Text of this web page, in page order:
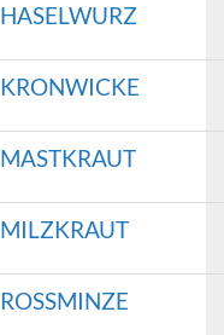
HASELWURZ
KRONWICKE
MASTKRAUT
MILZKRAUT
ROSSMINZE